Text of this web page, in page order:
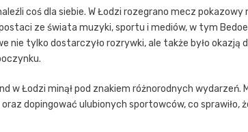
coś dla siebie. W Łodzi rozegrano mecz pokazowy
ze świata muzyki, sportu i mediów, w tym
nie tylko dostarczyło rozrywki, ale także było
w Łodzi minął pod znakiem różnorodnych wydarzeń.
dopingować ulubionych sportowców, co sprawiło,